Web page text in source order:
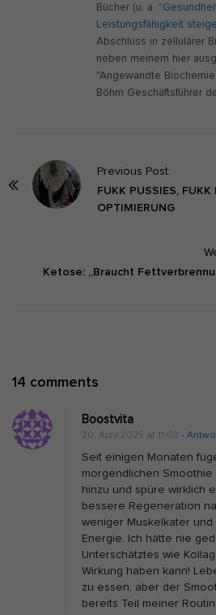
Bücher (u. a.
Leistungsfähigkeit
Abschluss in zellulärer
neben meinem hier
"Angewandte
Böhm Geschäftsführer
Previous Post:
FUKK PUSSIES, FUKK
OPTIMIERUNG
Ketose: „Braucht
14 comments
G
y
c
i
n
u
d
Boostvita
30. April 2025 at 11:03 -
Seit einigen Monaten
morgendlichen
hinzu und spüre wirklich
bessere Regeneration
weniger Muskelkater und
Energie. Ich hätte nie
Unterschätztes wie
Wirkung haben kann!
zu essen, aber der
bereits Teil meiner